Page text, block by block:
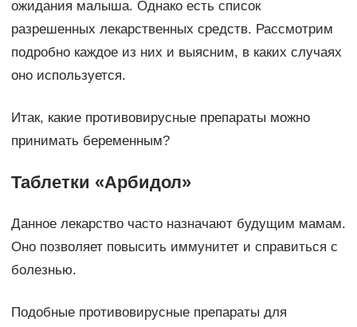
ожидания малыша. Однако есть список
разрешенных лекарственных средств. Рассмотрим
подробно каждое из них и выясним, в каких случаях
оно используется.
Итак, какие противовирусные препараты можно
принимать беременным?
Таблетки «Арбидол»
Данное лекарство часто назначают будущим мамам.
Оно позволяет повысить иммунитет и справиться с
болезнью.
Подобные противовирусные препараты для